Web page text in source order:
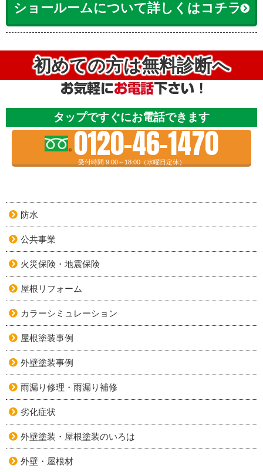
ショールームについて詳しくはコチラ
初めての方は無料診断へ
タップですぐにお電話できます
0120-46-1470
受付時間 9:00～18:00（水曜日定休）
防水
公共事業
火災保険・地震保険
屋根リフォーム
カラーシミュレーション
屋根塗装事例
外壁塗装事例
雨漏り修理・雨漏り補修
劣化症状
外壁塗装・屋根塗装のいろは
外壁・屋根材